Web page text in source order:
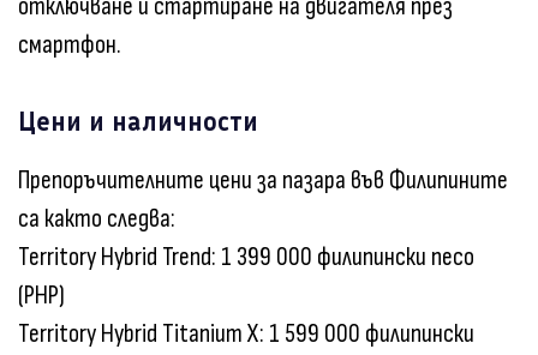
смартфон.
Цени и наличности
Препоръчителните цени за пазара във Филипините
са както следва:
Territory Hybrid Trend: 1 399 000 филипински песо
(PHP)
Territory Hybrid Titanium X: 1 599 000 филипински